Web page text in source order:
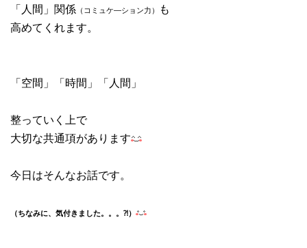
「人間」関係 （コミュケ―ション力）
も
高めてくれます。
「空間」「時間」「人間」
整っていく上で
大切な共通項があります
今日はそんなお話です。
（ちなみに、気付きました。。。⁈）